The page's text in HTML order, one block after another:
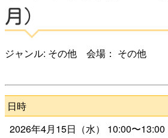
ソーシャ
お問
よく
月）
ジャンル: その他 会場： その他
日時
2026年4月15日（水） 10:00〜13:00